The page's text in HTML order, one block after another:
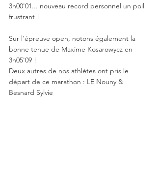
3h00'01... nouveau record personnel un poil
frustrant !
Sur l'épreuve open, notons également la
bonne tenue de Maxime Kosarowycz en
3h05'09 !
Deux autres de nos athlètes ont pris le
départ de ce marathon : LE Nouny &
Besnard Sylvie